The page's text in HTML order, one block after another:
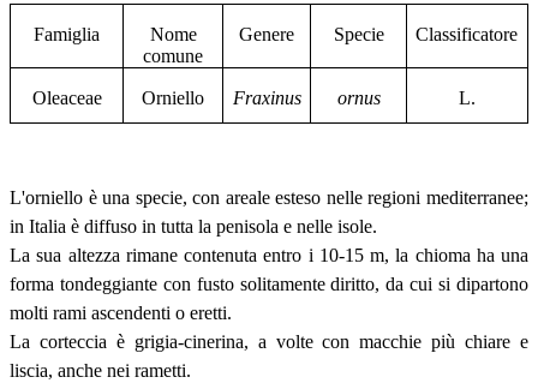
Famiglia
Nome
comune
Genere Specie Classificatore
Oleaceae Orniello Fraxinus ornus L.
L'orniello è una specie, con areale esteso nelle regioni mediterranee;
in Italia è diffuso in tutta la penisola e nelle isole.
La sua altezza rimane contenuta entro i 10-15 m, la chioma ha una
forma tondeggiante con fustosolitamente diritto, da cui si dipartono
molti rami ascendenti o eretti.
La corteccia è grigia-cinerina, a volte con macchie più chiare e
liscia, anche nei rametti.